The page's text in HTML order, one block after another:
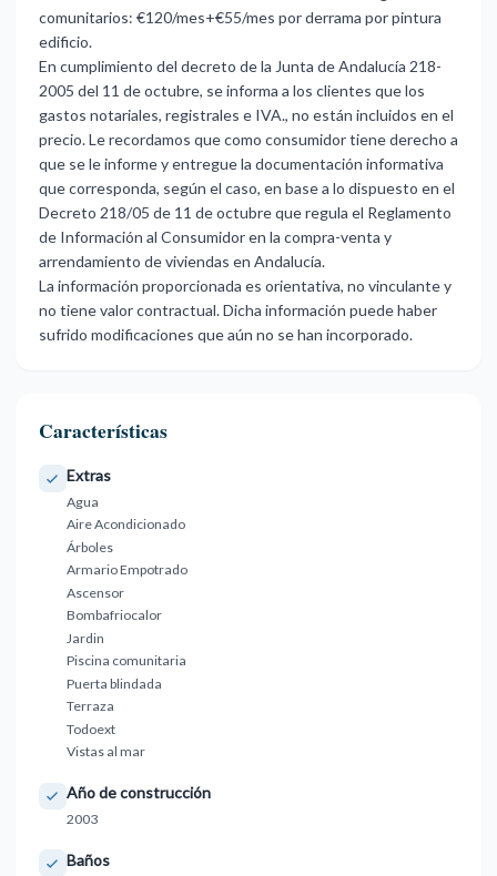
comunitarios: €120/mes+€55/mes por derrama por pintura
edificio.
En cumplimiento del decreto de la Junta de Andalucía 218-
2005 del 11 de octubre, se informa a los clientes que los
gastos notariales, registrales e IVA., no están incluidos en el
precio. Le recordamos que como consumidor tiene derecho a
que se le informe y entregue la documentación informativa
que corresponda, según el caso, en base a lo dispuesto en el
Decreto 218/05 de 11 de octubre que regula el Reglamento
de Información al Consumidor en la compra-venta y
arrendamiento de viviendas en Andalucía.
La información proporcionada es orientativa, no vinculante y
no tiene valor contractual. Dicha información puede haber
sufrido modificaciones que aún no se han incorporado.
Características
Extras
Agua
Aire Acondicionado
Árboles
Armario Empotrado
Ascensor
Bombafriocalor
Jardin
Piscina comunitaria
Puerta blindada
Terraza
Todoext
Vistas al mar
Año de construcción
2003
Baños